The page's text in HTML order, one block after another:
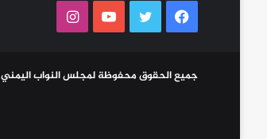
فيسبوك تويتر يوتيوب
جميع الحقوق محفوظة لمجلس النواب اليمني